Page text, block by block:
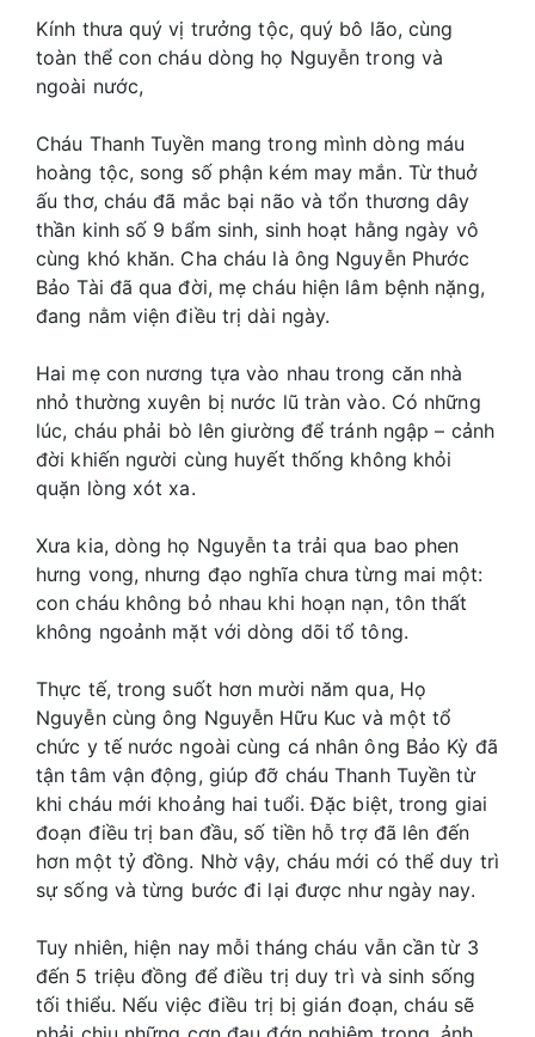
Kính thưa quý vị trưởng tộc, quý bô lão, cùng
toàn thể con cháu dòng họ Nguyễn trong và
ngoài nước,
Cháu Thanh Tuyền mang trong mình dòng máu
hoàng tộc, song số phận kém may mắn. Từ thuở
ấu thơ, cháu đã mắc bại não và tổn thương dây
thần kinh số 9 bẩm sinh, sinh hoạt hằng ngày vô
cùng khó khăn. Cha cháu là ông Nguyễn Phước
Bảo Tài đã qua đời, mẹ cháu hiện lâm bệnh nặng,
đang nằm viện điều trị dài ngày.
Hai mẹ con nương tựa vào nhau trong căn nhà
nhỏ thường xuyên bị nước lũ tràn vào. Có những
lúc, cháu phải bò lên giường để tránh ngập – cảnh
đời khiến người cùng huyết thống không khỏi
quặn lòng xót xa.
Xưa kia, dòng họ Nguyễn ta trải qua bao phen
hưng vong, nhưng đạo nghĩa chưa từng mai một:
con cháu không bỏ nhau khi hoạn nạn, tôn thất
không ngoảnh mặt với dòng dõi tổ tông.
Thực tế, trong suốt hơn mười năm qua, Họ
Nguyễn cùng ông Nguyễn Hữu Kuc và một tổ
chức y tế nước ngoài cùng cá nhân ông Bảo Kỳ đã
tận tâm vận động, giúp đỡ cháu Thanh Tuyền từ
khi cháu mới khoảng hai tuổi. Đặc biệt, trong giai
đoạn điều trị ban đầu, số tiền hỗ trợ đã lên đến
hơn một tỷ đồng. Nhờ vậy, cháu mới có thể duy trì
sự sống và từng bước đi lại được như ngày nay.
Tuy nhiên, hiện nay mỗi tháng cháu vẫn cần từ 3
đến 5 triệu đồng để điều trị duy trì và sinh sống
tối thiểu. Nếu việc điều trị bị gián đoạn, cháu sẽ